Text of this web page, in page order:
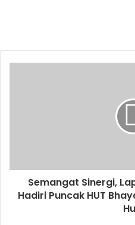
Semangat Sinergi,
Hadiri Puncak HUT